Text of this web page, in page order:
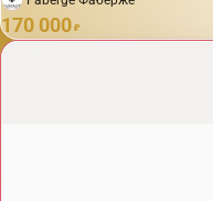
170 000 ₽